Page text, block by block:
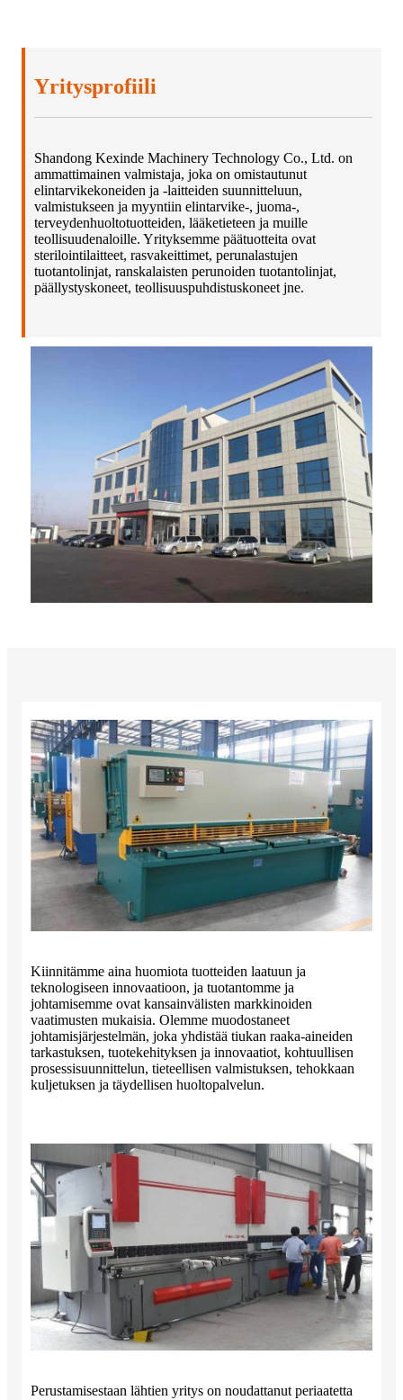
Yritysprofiili
Shandong Kexinde Machinery Technology Co., Ltd. on
ammattimainen valmistaja, joka on omistautunut
elintarvikekoneiden ja -laitteiden suunnitteluun,
valmistukseen ja myyntiin elintarvike-, juoma-,
terveydenhuoltotuotteiden, lääketieteen ja muille
teollisuudenaloille. Yrityksemme päätuotteita ovat
sterilointilaitteet, rasvakeittimet, perunalastujen
tuotantolinjat, ranskalaisten perunoiden tuotantolinjat,
päällystyskoneet, teollisuuspuhdistuskoneet jne.
Kiinnitämme aina huomiota tuotteiden laatuun ja
teknologiseen innovaatioon, ja tuotantomme ja
johtamisemme ovat kansainvälisten markkinoiden
vaatimusten mukaisia. Olemme muodostaneet
johtamisjärjestelmän, joka yhdistää tiukan raaka-aineiden
tarkastuksen, tuotekehityksen ja innovaatiot, kohtuullisen
prosessisuunnittelun, tieteellisen valmistuksen, tehokkaan
kuljetuksen ja täydellisen huoltopalvelun.
Perustamisestaan ​​lähtien yritys on noudattanut periaatetta